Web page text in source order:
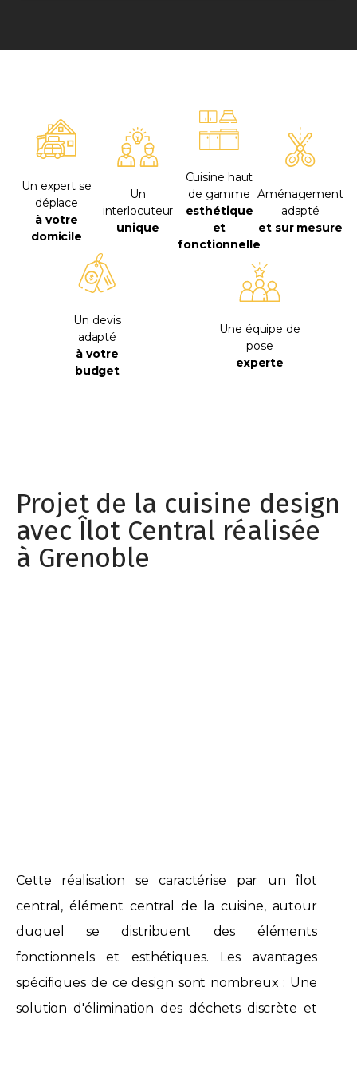
Un expert se
déplace
à votre
domicile
Un
interlocuteur
unique
Cuisine haut
de gamme
esthétique
et
fonctionnelle
Aménagement
adapté
et sur mesure
Un devis
adapté
à votre
budget
Une équipe de
pose
experte
Projet de la cuisine design
avec Îlot Central réalisée
à Grenoble
Cette réalisation se caractérise par un îlot
central, élément central de la cuisine, autour
duquel se distribuent des éléments
fonctionnels et esthétiques. Les avantages
spécifiques de ce design sont nombreux : Une
solution d'élimination des déchets discrète et